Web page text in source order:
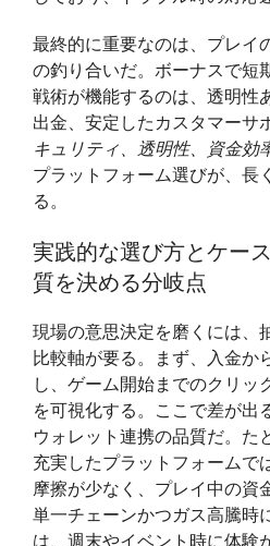
最終的に重要なのは、プレイ
の釣り合いだ。ボーナスで短
戦術が機能するのは、透明性
出金、安定したカスタマーサ
キュリティ、透明性、資金効
プラットフォーム選びが、長
る。
実践的な選び方とケー
質を決める分岐点
現場の意思決定を磨くには、
比較軸が要る。まず、入金か
し、ゲーム開始までのクリッ
を可視化する。ここで差が出
ウォレット連携の品質だ。た
充実したプラットフォームで
摩擦が少なく、プレイ中の資
単一チェーンかつガス高騰時
は、週末やイベント時に体験